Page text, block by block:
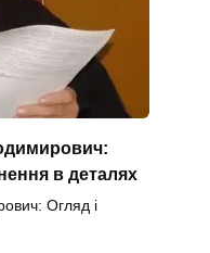
в деталях
Огляд і